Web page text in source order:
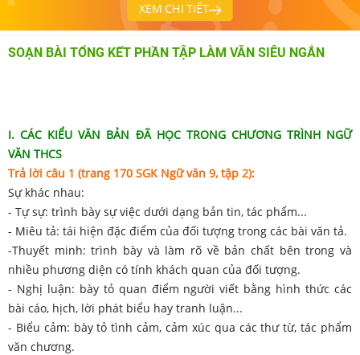
XEM CHI TIẾT
SOẠN BÀI TỔNG KẾT PHẦN TẬP LÀM VĂN SIÊU NGẮN
I. CÁC KIỂU VĂN BẢN ĐÃ HỌC TRONG CHƯƠNG TRÌNH NGỮ
VĂN THCS
Trả lời câu 1 (trang 170 SGK Ngữ văn 9, tập 2):
Sự khác nhau:
- Tự sự: trình bày sự việc dưới dạng bản tin, tác phẩm...
- Miêu tả: tái hiện đặc điểm của đối tượng trong các bài văn tả.
-Thuyết minh: trình bày và làm rõ về bản chất bên trong và
nhiều phương diện có tính khách quan của đối tượng.
- Nghị luận: bày tỏ quan điểm người viết bằng hình thức các
bài cáo, hịch, lời phát biểu hay tranh luận...
- Biểu cảm: bày tỏ tình cảm, cảm xúc qua các thư từ, tác phẩm
văn chương.